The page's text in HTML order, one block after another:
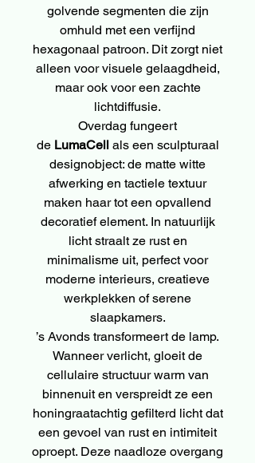
golvende segmenten die zijn
omhuld met een verfijnd
hexagonaal patroon. Dit zorgt niet
alleen voor visuele gelaagdheid,
maar ook voor een zachte
lichtdiffusie.
Overdag fungeert
de LumaCellals een sculpturaal
designobject: de matte witte
afwerking en tactiele textuur
maken haar tot een opvallend
decoratief element. In natuurlijk
licht straalt ze rust en
minimalisme uit, perfect voor
moderne interieurs, creatieve
werkplekken of serene
slaapkamers.
’s Avonds transformeert de lamp.
Wanneer verlicht, gloeit de
cellulaire structuur warm van
binnenuit en verspreidt ze een
honingraatachtig gefilterd licht dat
een gevoel van rust en intimiteit
oproept. Deze naadloze overgang